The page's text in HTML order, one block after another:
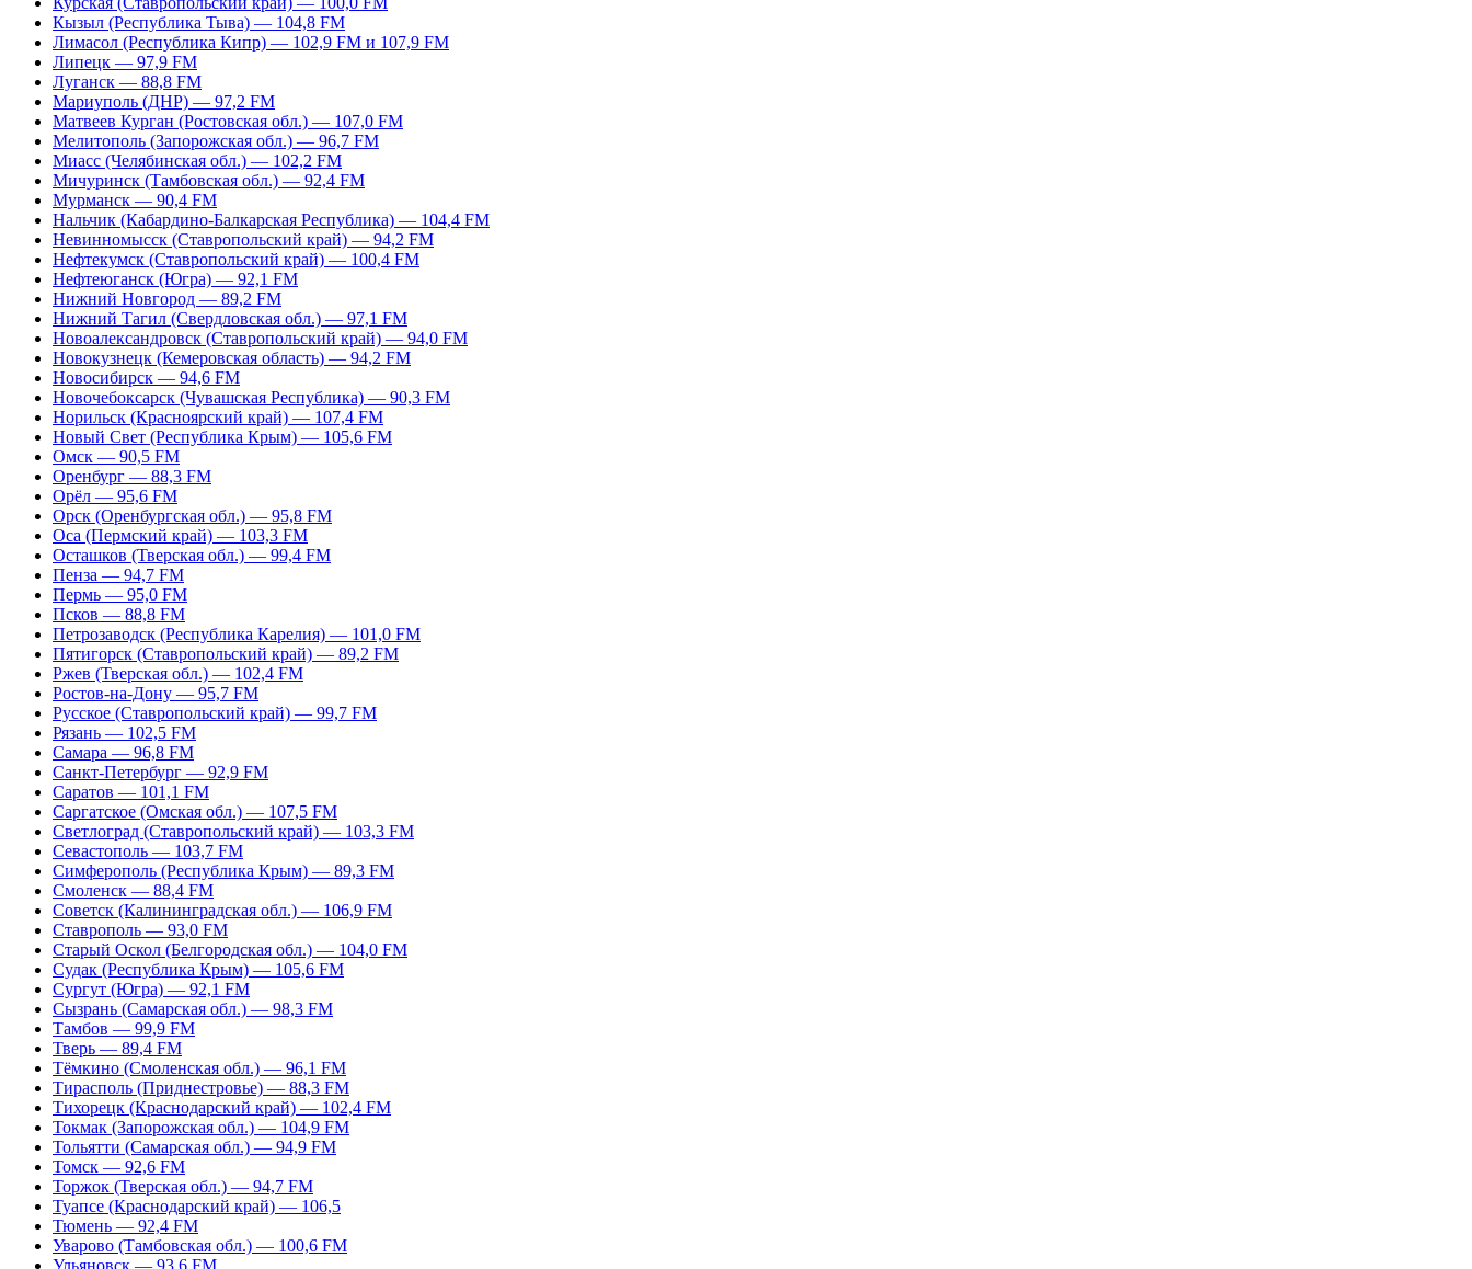
Кызыл (Республика Тыва) — 104,8 FM
Лимасол (Республика Кипр) — 102,9 FM и 107,9 FM
Липецк — 97,9 FM
Луганск — 88,8 FM
Мариуполь (ДНР) — 97,2 FM
Матвеев Курган (Ростовская обл.) — 107,0 FM
Мелитополь (Запорожская обл.) — 96,7 FM
Миасс (Челябинская обл.) — 102,2 FM
Мичуринск (Тамбовская обл.) — 92,4 FM
Мурманск — 90,4 FM
Нальчик (Кабардино-Балкарская Республика) — 104,4 FM
Невинномысск (Ставропольский край) — 94,2 FM
Нефтекумск (Ставропольский край) — 100,4 FM
Нефтеюганск (Югра) — 92,1 FM
Нижний Новгород — 89,2 FM
Нижний Тагил (Свердловская обл.) — 97,1 FM
Новоалександровск (Ставропольский край) — 94,0 FM
Новокузнецк (Кемеровская область) — 94,2 FM
Новосибирск — 94,6 FM
Новочебоксарск (Чувашская Республика) — 90,3 FM
Норильск (Красноярский край) — 107,4 FM
Новый Свет (Республика Крым) — 105,6 FM
Омск — 90,5 FM
Оренбург — 88,3 FM
Орёл — 95,6 FM
Орск (Оренбургская обл.) — 95,8 FM
Оса (Пермский край) — 103,3 FM
Осташков (Тверская обл.) — 99,4 FM
Пенза — 94,7 FM
Пермь — 95,0 FM
Псков — 88,8 FM
Петрозаводск (Республика Карелия) — 101,0 FM
Пятигорск (Ставропольский край) — 89,2 FM
Ржев (Тверская обл.) — 102,4 FM
Ростов-на-Дону — 95,7 FM
Русское (Ставропольский край) — 99,7 FM
Рязань — 102,5 FM
Самара — 96,8 FM
Санкт-Петербург — 92,9 FM
Саратов — 101,1 FM
Саргатское (Омская обл.) — 107,5 FM
Светлоград (Ставропольский край) — 103,3 FM
Севастополь — 103,7 FM
Симферополь (Республика Крым) — 89,3 FM
Смоленск — 88,4 FM
Советск (Калининградская обл.) — 106,9 FM
Ставрополь — 93,0 FM
Старый Оскол (Белгородская обл.) — 104,0 FM
Судак (Республика Крым) — 105,6 FM
Сургут (Югра) — 92,1 FM
Сызрань (Самарская обл.) — 98,3 FM
Тамбов — 99,9 FM
Тверь — 89,4 FM
Тёмкино (Смоленская обл.) — 96,1 FM
Тирасполь (Приднестровье) — 88,3 FM
Тихорецк (Краснодарский край) — 102,4 FM
Токмак (Запорожская обл.) — 104,9 FM
Тольятти (Самарская обл.) — 94,9 FM
Томск — 92,6 FM
Торжок (Тверская обл.) — 94,7 FM
Туапсе (Краснодарский край) — 106,5
Тюмень — 92,4 FM
Уварово (Тамбовская обл.) — 100,6 FM
Ульяновск — 93,6 FM